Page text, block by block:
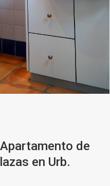
de
en Urb.